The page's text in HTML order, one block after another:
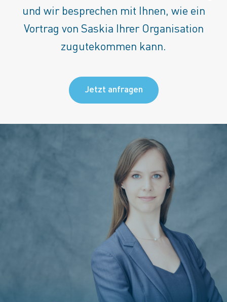
und wir besprechen mit Ihnen, wie ein
Vortrag von Saskia Ihrer Organisation
zugutekommen kann.
Jetzt anfragen